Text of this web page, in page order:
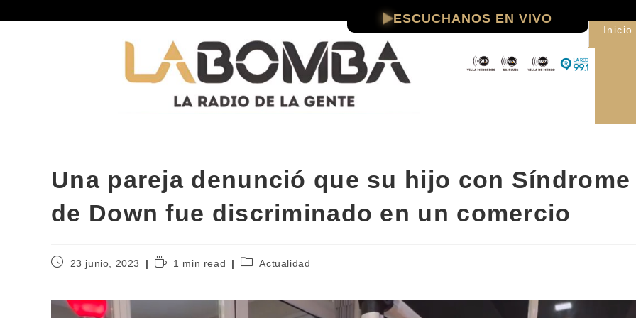
ESCUCHANOS EN VIVO
Inicio
Una pareja denunció que su hijo con Síndrome
de Down fue discriminado en un comercio
23 junio, 2023 1 min read Actualidad